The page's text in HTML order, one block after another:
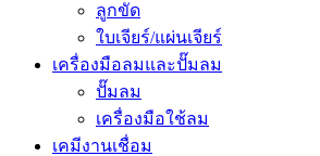
ลูกขัด
ใบเจียร์/แผ่นเจียร์
เครื่องมือลมและปั๊มลม
ปั๊มลม
เครื่องมือใช้ลม
เคมีงานเชื่อม